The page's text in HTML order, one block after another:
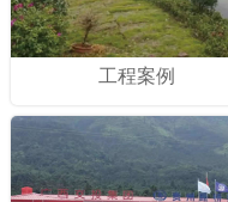
工程案例